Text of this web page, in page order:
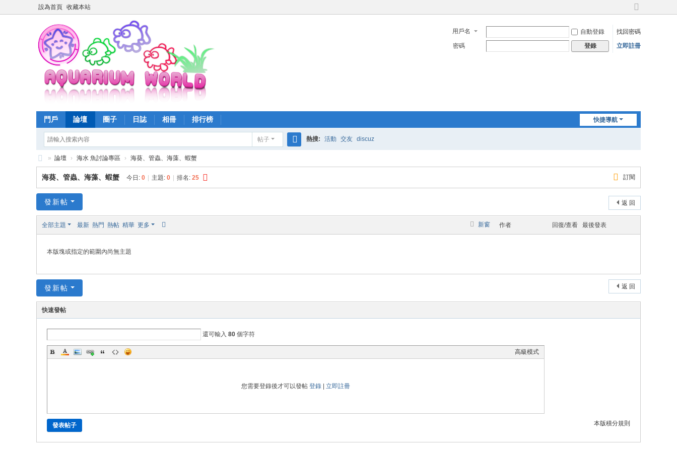
設為首頁 收藏本站
切
到
寬
用戶名 自動登錄
找回密碼
密碼
登錄 立即註冊
快捷導航
門戶 論壇 圈子 日誌 相冊 排行榜
帖子
索
熱搜: 活動 交友 discuz
魚
樂
界
» 論壇 › 海水 魚討論專區 › 海葵、管蟲、海藻、蝦蟹
訂閱
海葵、管蟲、海藻、蝦蟹 今日: 0 主題: 0 排名: 25
返 回
發新帖
新窗
全部主題 最新 熱門 熱帖 精華 更多 作者 回復/查看 最後發表
本版塊或指定的範圍內尚無主題
返 回
發新帖
快速發帖
還可輸入 80 個字符
高級模式
您需要登錄後才可以發帖 登錄 立即註冊
本版積分規則
發表帖子